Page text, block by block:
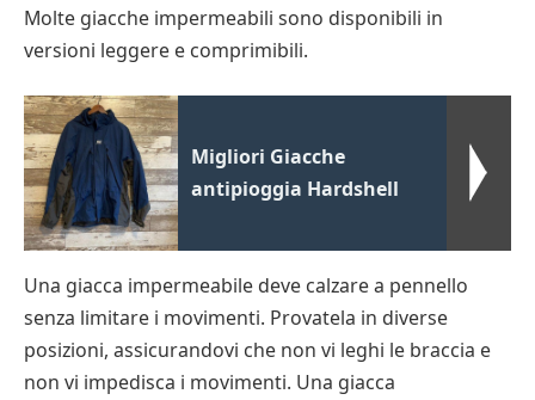
Molte giacche impermeabili sono disponibili in
versioni leggere e comprimibili.
Migliori Giacche
antipioggia Hardshell
Una giacca impermeabile deve calzare a pennello
senza limitare i movimenti. Provatela in diverse
posizioni, assicurandovi che non vi leghi le braccia e
non vi impedisca i movimenti. Una giacca